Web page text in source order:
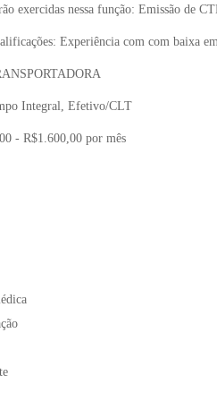
exercidas nessa função: Emissão de
Experiência com com baixa
Integral, Efetivo/CLT
- R$1.600,00 por mês